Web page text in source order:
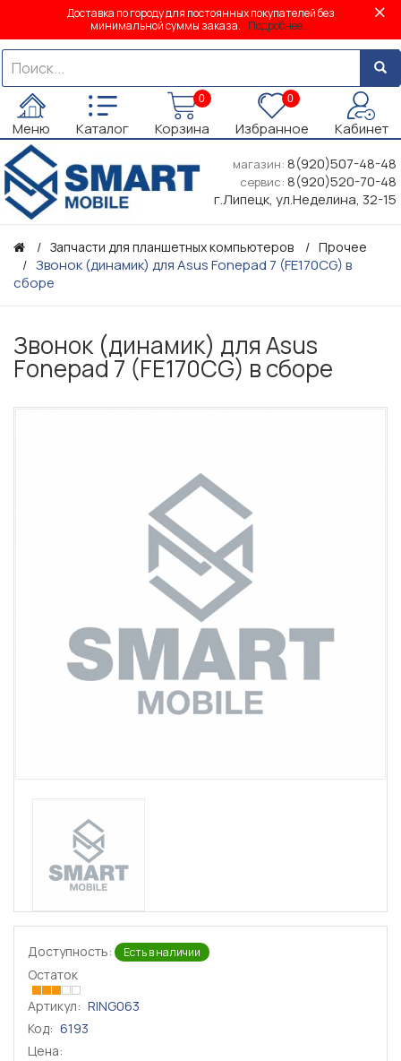
Доставка по городу для постоянных покупателей без
минимальной суммы заказа. Подробнее...
Меню Каталог
0
Корзина
0
Избранное Кабинет
магазин: 8(920)507-48-48
сервис: 8(920)520-70-48
г.Липецк, ул.Неделина, 32-15
Запчасти для планшетных компьютеров Прочее
Звонок (динамик) для Asus Fonepad 7 (FE170CG) в
сборе
Звонок (динамик) для Asus
Fonepad 7 (FE170CG) в сборе
Доступность: Есть в наличии
Остаток
Артикул: RING063
Код: 6193
Цена: